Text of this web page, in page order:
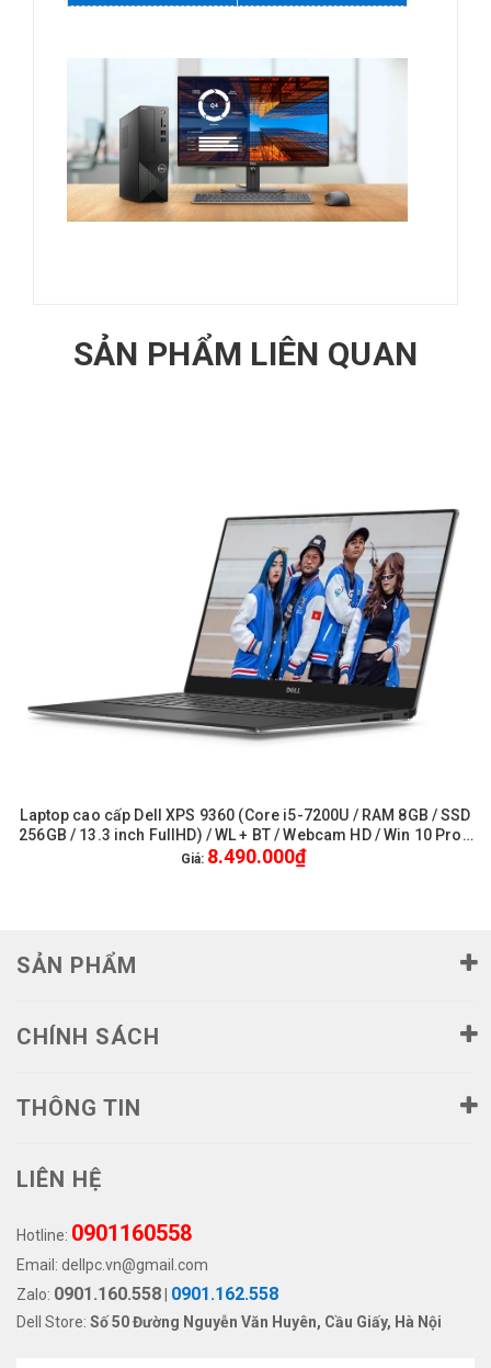
SẢN PHẨM LIÊN QUAN
Laptop cao cấp Dell XPS 9360 (Core i5-7200U / RAM 8GB / SSD
256GB / 13.3 inch FullHD) / WL + BT / Webcam HD / Win 10 Pro -
Like New
Giá: 8.490.000₫
SẢN PHẨM
CHÍNH SÁCH
THÔNG TIN
LIÊN HỆ
Hotline: 0901160558
Email: dellpc.vn@gmail.com
Zalo: 0901.160.558 0901.162.558
Dell Store: Số 50 Đường Nguyễn Văn Huyên, Cầu Giấy, Hà Nội